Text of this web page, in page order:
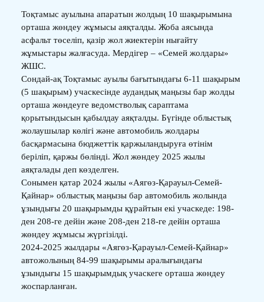
Тоқтамыс ауылына апаратын жолдың 10 шақырымына
орташа жөндеу жұмысы аяқталды. Жоба аясында
асфальт төселіп, қазір жол жиектерін нығайту
жұмыстары жалғасуда. Мердігер – «Семей жолдары»
ЖШС.
Сондай-ақ Тоқтамыс ауылы бағытындағы 6-11 шақырым
(5 шақырым) учаскесінде аудандық маңызы бар жолды
орташа жөндеуге ведомстволық сараптама
қорытындысын қабылдау аяқталды. Бүгінде облыстық
жолаушылар көлігі және автомобиль жолдары
басқармасына бюджеттік қаржыландыруға өтінім
беріліп, қаржы бөлінді. Жол жөндеу 2025 жылы
аяқталады деп көзделген.
Сонымен қатар 2024 жылы «Аягөз-Қарауыл-Семей-
Қайнар» облыстық маңызы бар автомобиль жолында
ұзындығы 20 шақырымды құрайтын екі учаскеде: 198-
ден 208-ге дейін және 208-ден 218-ге дейін орташа
жөндеу жұмысы жүргізілді.
2024-2025 жылдары «Аягөз-Қарауыл-Семей-Қайнар»
автожолының 84-99 шақырымы аралығындағы
ұзындығы 15 шақырымдық учаскеге орташа жөндеу
жоспарланған.